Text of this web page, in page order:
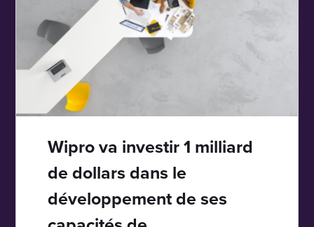
Wipro va investir 1 milliard
de dollars dans le
développement de ses